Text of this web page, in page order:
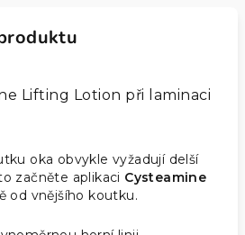
Lifting Lotion při laminaci
oka obvykle vyžadují delší
začněte aplikaci Cysteamine
od vnějšího koutku.